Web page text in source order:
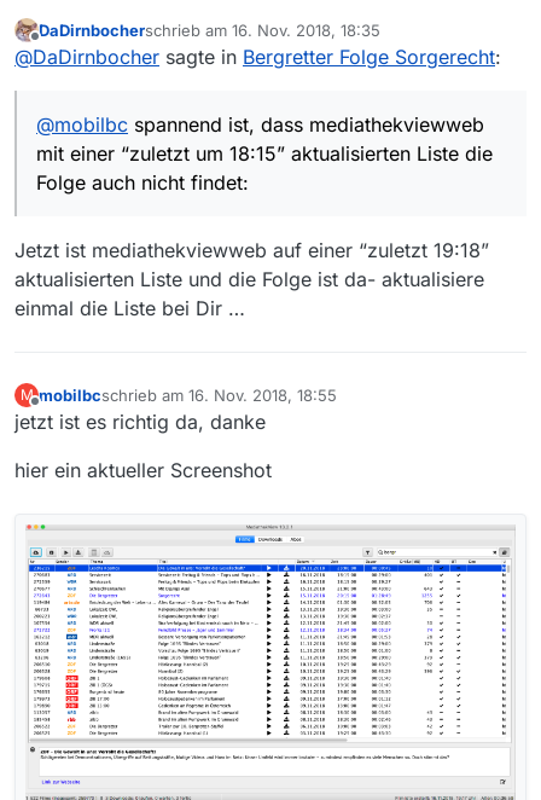
aktualisierten Liste die Folge auch nicht findet:
Offline
DaDirnbocherschrieb am 16. Nov. 2018, 18:35
zuletzt editiert von
@DaDirnbocher sagte in Bergretter Folge Sorgerecht:
@mobilbc spannend ist, dass mediathekviewweb
mit einer “zuletzt um 18:15” aktualisierten Liste die
Folge auch nicht findet:
Jetzt ist mediathekviewweb auf einer “zuletzt 19:18”
aktualisierten Liste und die Folge ist da- aktualisiere
einmal die Liste bei Dir …
M
Offline
mobilbcschrieb am 16. Nov. 2018, 18:55
zuletzt editiert von
jetzt ist es richtig da, danke
hier ein aktueller Screenshot